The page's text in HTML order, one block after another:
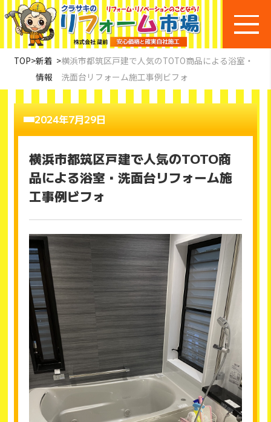
TOP>新着
情報
>横浜市都筑区戸建で人気のTOTO商品による浴室・
洗面台リフォーム施工事例ビフォ
2024年7月29日
横浜市都筑区戸建で人気のTOTO商
品による浴室・洗面台リフォーム施
工事例ビフォ